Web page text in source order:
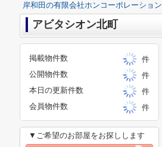
岸和田の有限会社ホンコーポレーション
アビタシオン北町
掲載物件数
件
公開物件数
件
本日の更新件数
件
会員物件数
件
▼ご希望のお部屋をお探しします